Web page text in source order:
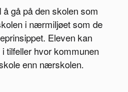
gå på den skolen som
i nærmiljøet som de
Eleven kan
tilfeller hvor kommunen
enn nærskolen.